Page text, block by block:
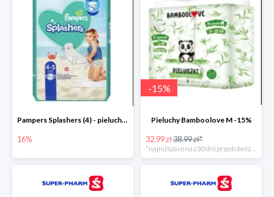
Pampers Splashers (4) - pieluchy jednorazowe do pływania -16%
16%
-15%
Pieluchy Bamboolove M -15%
32.99 zł38.99 zł*